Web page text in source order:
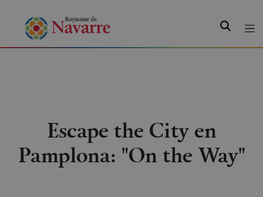
Escape the City en
Pamplona: "On the Way"